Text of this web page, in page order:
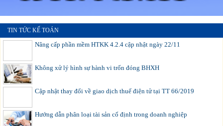
TIN TỨC KẾ TOÁN
Nâng cấp phần mềm HTKK 4.2.4 cập nhật ngày 22/11
Không xử lý hình sự hành vi trốn đóng BHXH
Cập nhật thay đổi về giao dịch thuế điện tử tại TT 66/2019
Hướng dẫn phân loại tài sản cố định trong doanh nghiệp